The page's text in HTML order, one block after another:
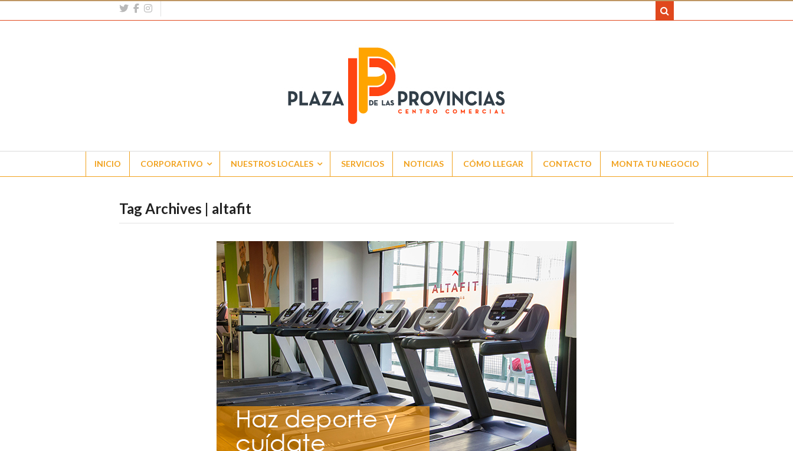
INICIO CORPORATIVO NUESTROS LOCALES SERVICIOS NOTICIAS CÓMO LLEGAR CONTACTO MONTA TU NEGOCIO
Tag Archives | altafit